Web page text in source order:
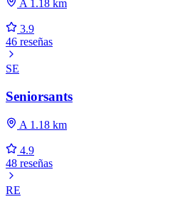
A 1.18 km
3.9
46 reseñas
SE
Seniorsants
A 1.18 km
4.9
48 reseñas
RE